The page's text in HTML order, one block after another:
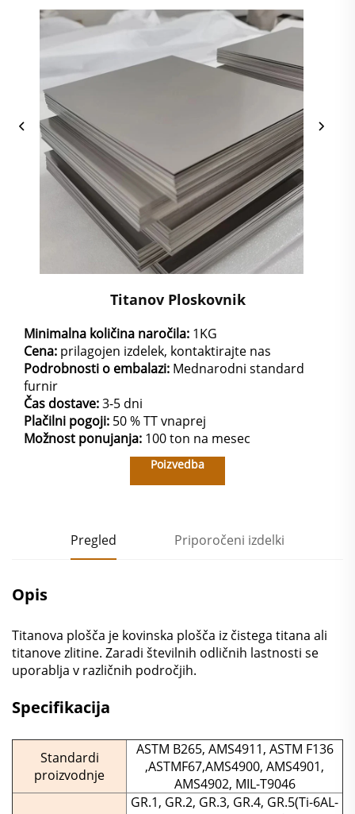
Titanov Ploskovnik
Minimalna količina naročila: 1KG
Cena: prilagojen izdelek, kontaktirajte nas
Podrobnosti o embalazi: Mednarodni standard
furnir
Čas dostave:3-5 dni
Plačilni pogoji: 50 % TT vnaprej
Možnost ponujanja: 100 ton na mesec
Poizvedba
Pregled Priporočeni izdelki
Opis
Titanova plošča je kovinska plošča iz čistega titana ali
titanove zlitine. Zaradi številnih odličnih lastnosti se
uporablja v različnih področjih.
Specifikacija
Standardi
proizvodnje
ASTM B265, AMS4911, ASTM F136
,ASTMF67,AMS4900, AMS4901,
AMS4902, MIL-T9046
GR.1, GR.2, GR.3, GR.4, GR.5(Ti-6AL-